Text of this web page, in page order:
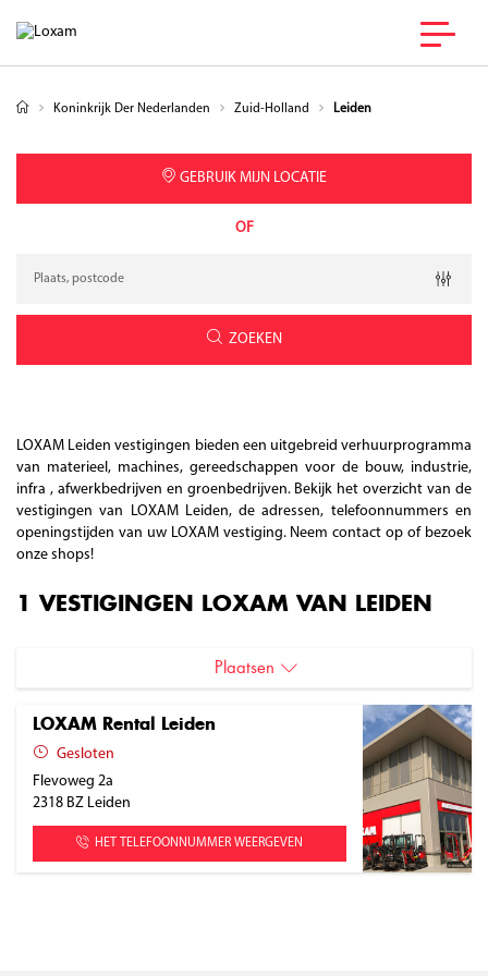
Koninkrijk Der Nederlanden Zuid-Holland Leiden
GEBRUIK MIJN LOCATIE
OF
Breedtegraad
Lengtegraad
Geolocation
ZOEKEN
LOXAM Leiden vestigingen bieden een uitgebreid verhuurprogramma
van materieel, machines, gereedschappen voor de bouw, industrie,
infra , afwerkbedrijven en groenbedrijven. Bekijk het overzicht van de
vestigingen van LOXAM Leiden, de adressen, telefoonnummers en
openingstijden van uw LOXAM vestiging. Neem contact op of bezoek
onze shops!
1 VESTIGINGEN LOXAM VAN LEIDEN
Plaatsen
LOXAM Rental Leiden
Gesloten
Flevoweg 2a
2318 BZ Leiden
HET TELEFOONNUMMER WEERGEVEN